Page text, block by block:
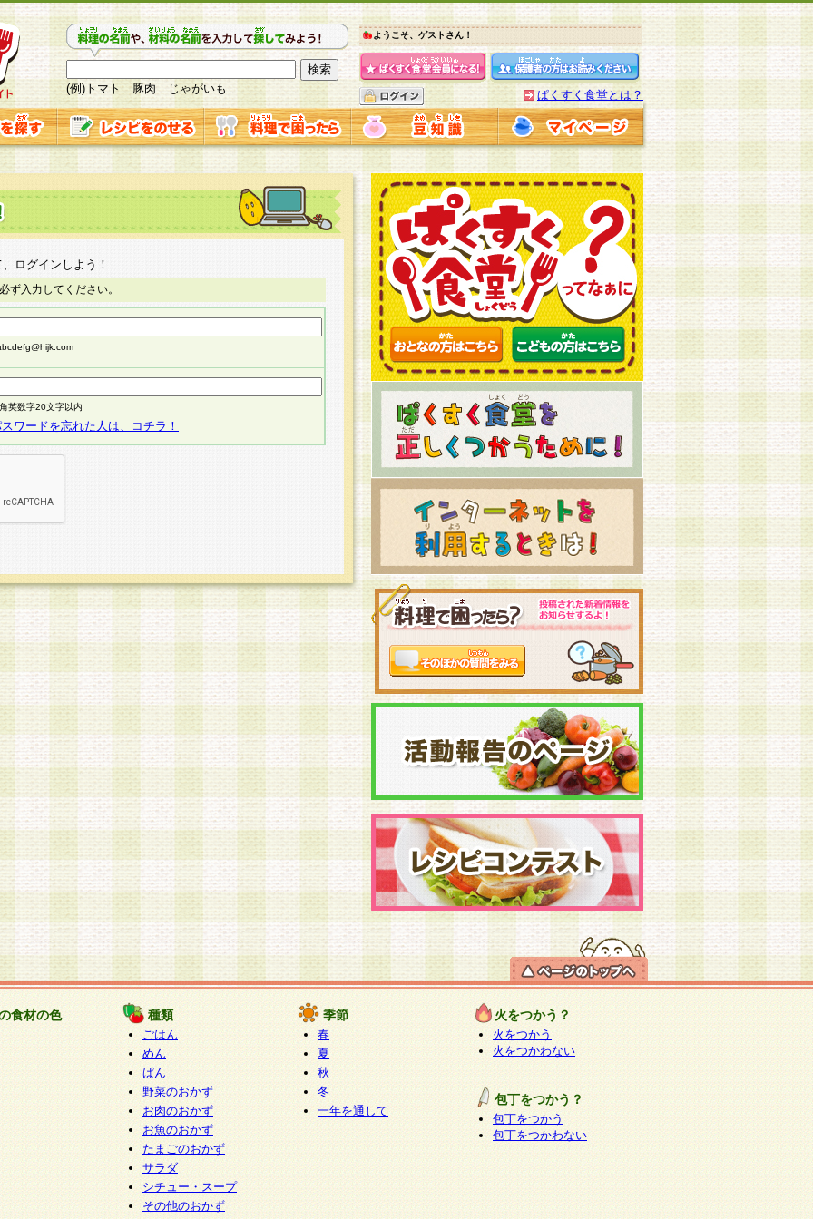
(例)トマト 豚肉 じゃがいも
ようこそ、ゲストさん！
ぱくすく食堂とは？
ログインしよう！
ず入力してください。
英数字20文字以内
ワードを忘れた人は、コチラ！
食材の色 種類
ごはん
めん
ぱん
野菜のおかず
お肉のおかず
お魚のおかず
たまごのおかず
サラダ
シチュー・スープ
その他のおかず
季節
春
夏
秋
冬
一年を通して
火をつかう？
火をつかう
火をつかわない
包丁をつかう？
包丁をつかう
包丁をつかわない